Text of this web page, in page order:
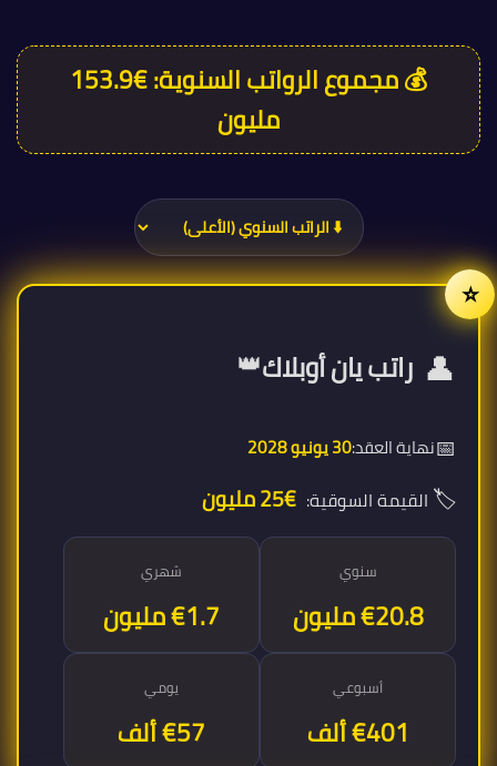
💰 مجموع الرواتب السنوية: €153.9
مليون
👤 راتب يان أوبلاك👑
نهاية العقد:30 يونيو 2028
🏷️القيمة السوقية:€25 مليون
سنوي
€20.8 مليون
شهري
€1.7 مليون
أسبوعي
€401 ألف
يومي
€57 ألف